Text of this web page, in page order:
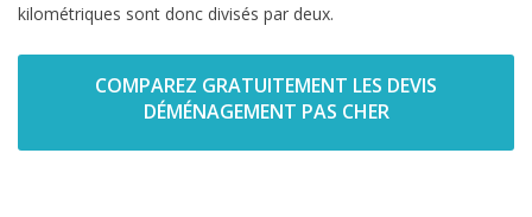
kilométriques sont donc divisés par deux.
COMPAREZ GRATUITEMENT LES DEVIS
DÉMÉNAGEMENT PAS CHER